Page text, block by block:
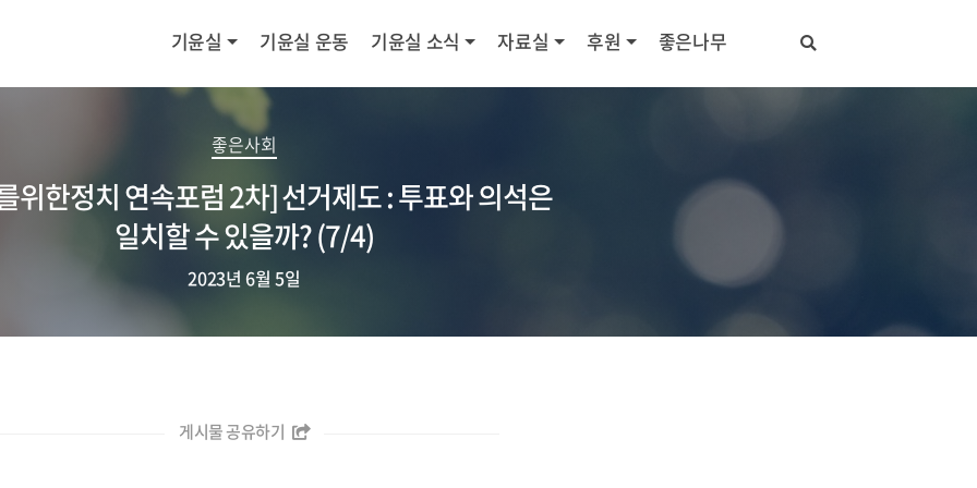
기윤실 기윤실 운동 기윤실 소식 자료실 후원 좋은나무
좋은사회
위한정치 연속포럼 2차] 선거제도 : 투표와 의석은
일치할 수 있을까? (7/4)
2023년 6월 5일
게시물 공유하기